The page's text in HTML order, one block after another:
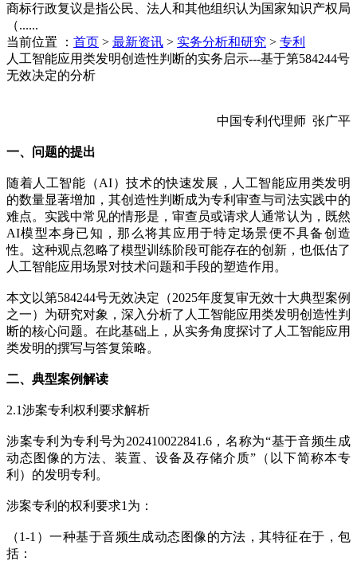
商标行政复议是指公民、法人和其他组织认为国家知识产权局
（......
当前位置 ： 首页 > 最新资讯 > 实务分析和研究 > 专利
人工智能应用类发明创造性判断的实务启示---基于第584244号
无效决定的分析
中国专利代理师 张广平
一、问题的提出
随着人工智能（AI）技术的快速发展，人工智能应用类发明
的数量显著增加，其创造性判断成为专利审查与司法实践中的
难点。实践中常见的情形是，审查员或请求人通常认为，既然
AI模型本身已知，那么将其应用于特定场景便不具备创造
性。这种观点忽略了模型训练阶段可能存在的创新，也低估了
人工智能应用场景对技术问题和手段的塑造作用。
本文以第584244号无效决定（2025年度复审无效十大典型案例
之一）为研究对象，深入分析了人工智能应用类发明创造性判
断的核心问题。在此基础上，从实务角度探讨了人工智能应用
类发明的撰写与答复策略。
二、典型案例解读
2.1涉案专利权利要求解析
涉案专利为专利号为202410022841.6，名称为“基于音频生成
动态图像的方法、装置、设备及存储介质”（以下简称本专
利）的发明专利。
涉案专利的权利要求1为：
（1-1）一种基于音频生成动态图像的方法，其特征在于，包
括：